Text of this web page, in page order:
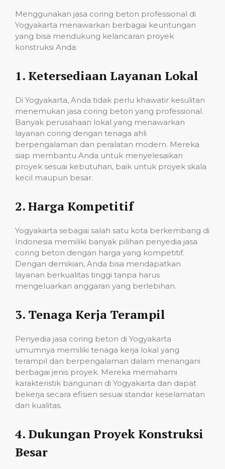
Menggunakan jasa coring beton professional di
Yogyakarta menawarkan berbagai keuntungan
yang bisa mendukung kelancaran proyek
konstruksi Anda:
1. Ketersediaan Layanan Lokal
Di Yogyakarta, Anda tidak perlu khawatir kesulitan
menemukan jasa coring beton yang professional.
Banyak perusahaan lokal yang menawarkan
layanan coring dengan tenaga ahli
berpengalaman dan peralatan modern. Mereka
siap membantu Anda untuk menyelesaikan
proyek sesuai kebutuhan, baik untuk proyek skala
kecil maupun besar.
2.Harga Kompetitif
Yogyakarta sebagai salah satu kota berkembang di
Indonesia memiliki banyak pilihan penyedia jasa
coring beton dengan harga yang kompetitif.
Dengan demikian, Anda bisa mendapatkan
layanan berkualitas tinggi tanpa harus
mengeluarkan anggaran yang berlebihan.
3. Tenaga Kerja Terampil
Penyedia jasa coring beton di Yogyakarta
umumnya memiliki tenaga kerja lokal yang
terampil dan berpengalaman dalam menangani
berbagai jenis proyek. Mereka memahami
karakteristik bangunan di Yogyakarta dan dapat
bekerja secara efisien sesuai standar keselamatan
dan kualitas.
4. Dukungan Proyek Konstruksi
Besar